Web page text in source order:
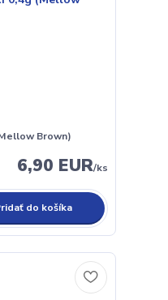
Brown)
6,90 EUR/ks
do košíka